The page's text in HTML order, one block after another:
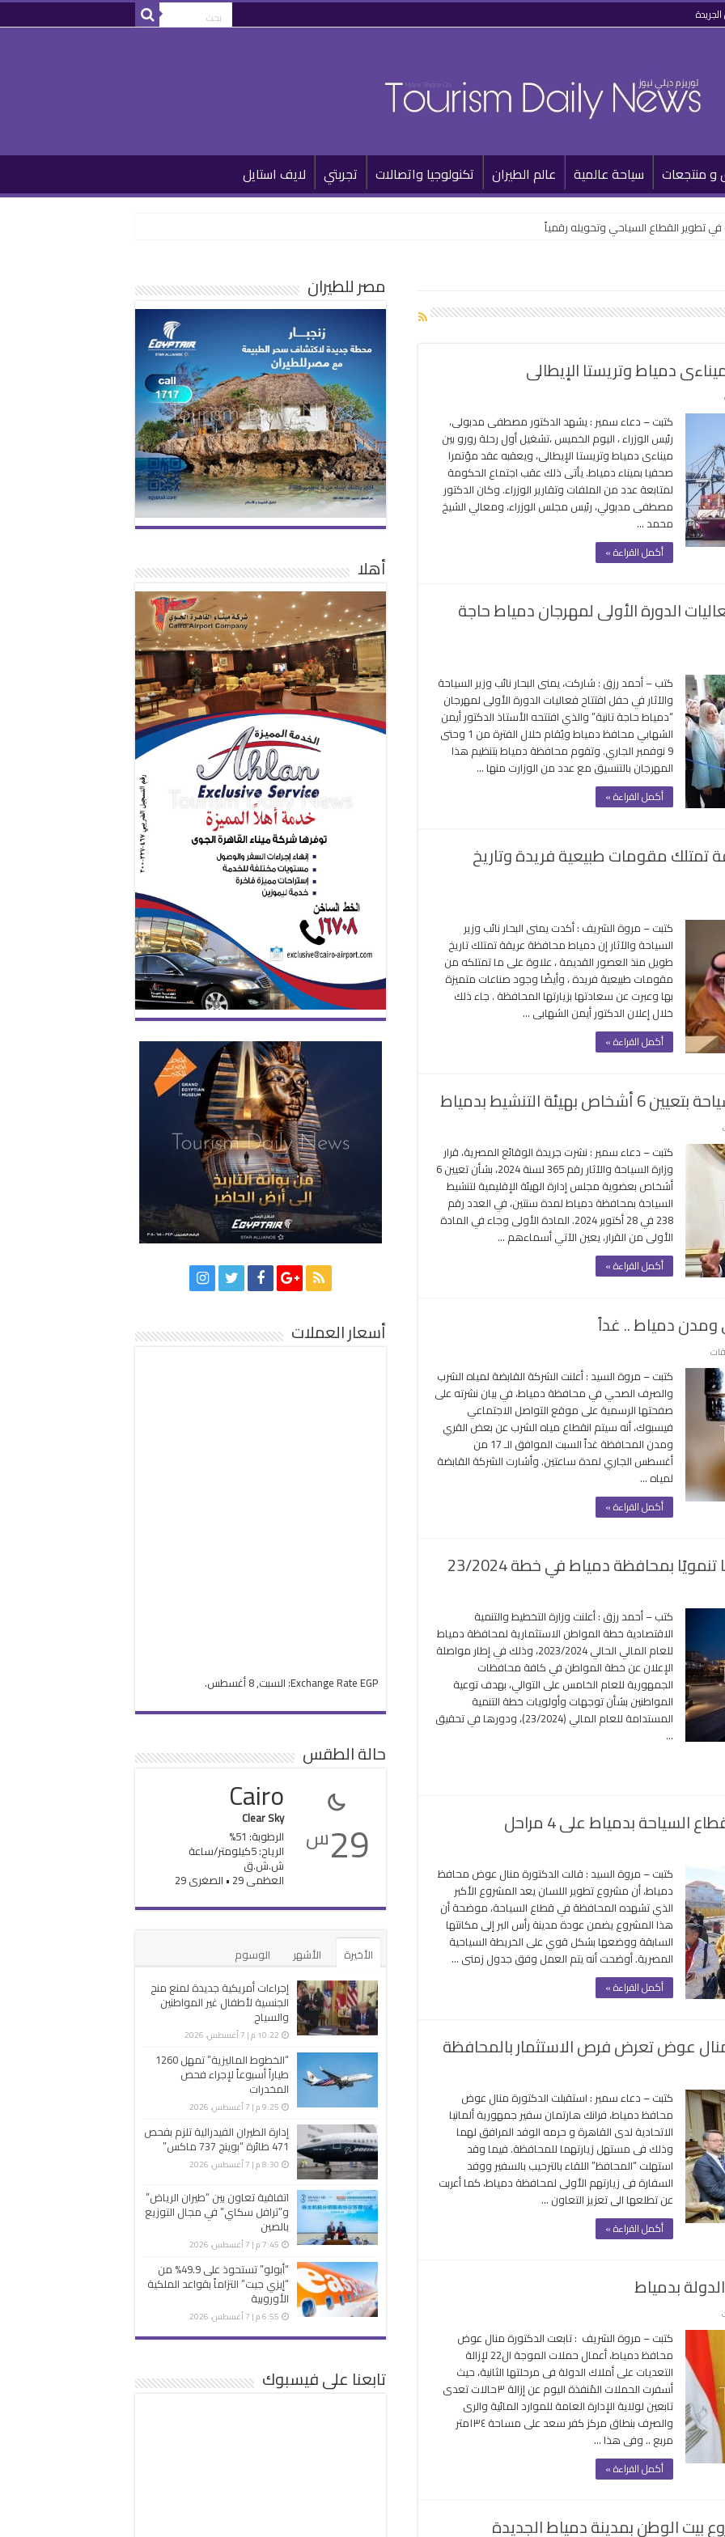
و منتجعات سياحة عالمية عالم الطيران تكنولوجيا واتصالات تجربتي لايف استايل
دمياط وتريستا الإيطالى
اليوم
تشغيل
أول
رحلة
رورو
بين
ميناءى
دمياط
كتبت – دعاء سمير : يشهد الدكتور مصطفى مدبولى،
رئيس الوزراء ، اليوم الخميس ،تشغيل أول رحلة رورو بين
ميناءى دمياط وتريستا الإيطالى، ويعقبه عقد مؤتمرا
صحفيا بميناء دمياط. يأتى ذلك عقب اجتماع الحكومة
لمتابعة عدد من الملفات وتقارير الوزراء. وكان الدكتور
مصطفى مدبولي، رئيس مجلس الوزراء، ومعالي الشيخ
محمد …
أكمل القراءة »
الدورة الأولى لمهرجان دمياط حاجة
لمهرجان
كتب – أحمد رزق : شاركت، يمنى البحار نائب وزير السياحة
والآثار في حفل افتتاح فعاليات الدورة الأولى لمهرجان
“دمياط حاجة تانية” والذي افتتحه الأستاذ الدكتور أيمن
الشهابي محافظ دمياط ويُقام خلال الفترة من 1 وحتى
9 نوفمبر الجاري. وتقوم محافظة دمياط بتنظيم هذا
المهرجان بالتنسيق مع عدد من الوزارت منها …
أكمل القراءة »
تمتلك مقومات طبيعية فريدة وتاريخ
مغلقة
كتبت – مروة الشريف : أكدت يمنى البحار نائب وزير
السياحة والآثار إن دمياط محافظة عريقة تمتلك تاريخ
طويل منذ العصور القديمة ، علاوة على ما تمتلكه من
مقومات طبيعية فريدة ، وأيضًا وجود صناعات متميزة
بها وعبرت عن سعادتها بزيارتها المحافظة . جاء ذلك
خلال إعلان الدكتور أيمن الشهابى …
أكمل القراءة »
التنشيط بدمياط
الجريدة
الرسمية
وزير
بتعيين
6
أشخاص
بدمياط
مغلقة
كتبت – دعاء سمير : نشرت جريدة الوقائع المصرية، قرار
وزارة السياحة والآثار رقم 365 لسنة 2024، بشأن تعيين 6
أشخاص بعضوية مجلس إدارة الهيئة الإقليمية لتنشيط
السياحة بمحافظة دمياط لمدة سنتين، في العدد رقم
238 في 28 أكتوبر 2024. المادة الأولى وجاء في المادة
الأولى من القرار، يعين الآتي أسماءهم …
أكمل القراءة »
دمياط .. غداً
انقطاع
مياه
الشرب
عن
ومدن
..
كتبت – مروة السيد : أعلنت الشركة القابضة لمياه الشرب
والصرف الصحي في محافظة دمياط، في بيان نشرته على
صفحتها الرسمية على موقع التواصل الاجتماعي
فيسبوك، أنه سيتم انقطاع مياه الشرب عن بعض القري
ومدن المحافظة غداً السبت الموافق الـ 17 من
أغسطس الجاري لمدة ساعتين. وأشارت الشركة القابضة
لمياه …
أكمل القراءة »
بمحافظة
كتب – أحمد رزق : أعلنت وزارة التخطيط والتنمية
الاقتصادية خطة المواطن الاستثمارية لمحافظة دمياط
للعام المالي الحالي 2023/2024، وذلك في إطار مواصلة
الإعلان عن خطة المواطن في كافة محافظات
الجمهورية للعام الخامس على التوالي، بهدف توعية
المواطنين بشأن توجهات وأولويات خطة التنمية
المستدامة للعام المالي (23/2024)، ودورها في تحقيق
…
بدمياط على 4 مراحل
كتبت – مروة السيد : قالت الدكتورة منال عوض محافظ
دمياط، أن مشروع تطوير اللسان يعد المشروع الأكبر
الذي تشهده المحافظة في قطاع السياحة، موضحة أن
هذا المشروع يضمن عودة مدينة رأس البر إلى مكانتها
السابقة ووضعها بشكل قوي على الخريطة السياحية
المصرية. أوضحت أنه يتم العمل وفق جدول زمنى …
أكمل القراءة »
عوض تعرض فرص الاستثمار بالمحافظة
كتبت – دعاء سمير : استقبلت الدكتورة منال عوض
محافظ دمياط، فرانك هارتمان سفير جمهورية ألمانيا
الاتحادية لدى القاهرة و حرمه الوفد المرافق لهما
وذلك فى مستهل زيارتهما للمحافظة. فيما وقد
استهلت “المحافظ” اللقاء بالترحيب بالسفير ووفد
السفارة فى زيارتهم الأولى لمحافظة دمياط، كما أعربت
عن تطلعها الى تعزيز التعاون …
أكمل القراءة »
إزالة
تعديات
على
أملاك
الدولة
بدمياط
مغلقة
كتبت – مروة الشريف : تابعت الدكتورة منال عوض
محافظ دمياط، أعمال حملات الموجة ال22 لإزالة
التعديات على أملاك الدولة فى مرحلتها الثانية، حيث
أسفرت الحملات المُنفذة اليوم عن إزالة ٣حالات تعدى
تابعين لولاية الإدارة العامة للموارد المائية والرى
والصرف بنطاق مركز كفر سعد على مساحة ١٣٤متر
مربع .. وفى هذا …
أكمل القراءة »
بيت الوطن بمدينة دمياط الجديدة
مصر للطيران
أهلا
أسعار العملات
Exchange Rate EGP : السبت, 8 أغسطس.
حالة الطقس
29س
Cairo
Clear Sky
الرطوبة: 51%
الرياح: 5كيلومتر/ساعة
ش.ش.ق‎
العظمى 29 • الصغرى 29
الأخيرة الأشهر
الوسوم
إجراءات أمريكية جديدة لمنع منح
الجنسية لأطفال غير المواطنين
والسياح
10:22 م | 7 أغسطس، 2026
“الخطوط الماليزية” تمهل 1260
طياراً أسبوعاً لإجراء فحص
المخدرات
9:25 م | 7 أغسطس، 2026
إدارة الطيران الفيدرالية تلزم بفحص
471 طائرة “بوينج 737 ماكس”
8:30 م | 7 أغسطس، 2026
اتفاقية تعاون بين “طيران الرياض”
و”ترافل سكاي” في مجال التوزيع
بالصين
7:45 م | 7 أغسطس، 2026
“أبولو” تستحوذ على 49.9% من
“إيزي جيت” التزاماً بقواعد الملكية
الأوروبية
6:55 م | 7 أغسطس، 2026
تابعنا على فيسبوك